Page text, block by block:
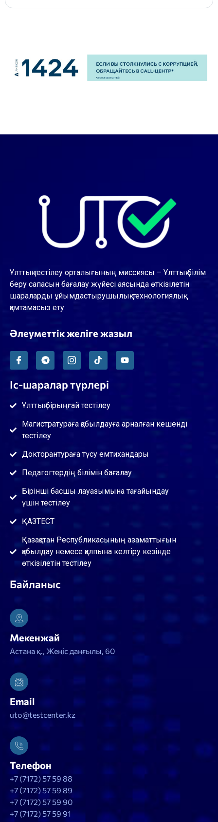
Ұлттық тестілеу орталығының миссиясы – Ұлттық білім
беру сапасын бағалау жүйесі аясында өткізілетін
шараларды ұйымдастырушылық-технологиялық
қамтамасыз ету.
Әлеуметтік желіге жазыл
Іс-шаралар түрлері
Ұлттық бірыңғай тестілеу
Магистратураға қабылдауға арналған кешенді
тестілеу
Докторантураға түсу емтихандары
Педагогтердің білімін бағалау
Бірінші басшы лауазымына тағайындау
үшін тестілеу
ҚАЗТЕСТ
Қазақстан Республикасының азаматтығын
қабылдау немесе қалпына келтіру кезінде
өткізілетін тестілеу
Байланыс
Мекенжай
Астана қ., Жеңіс даңғылы, 60
Email
uto@testcenter.kz
Телефон
+7 (7172) 57 59 88
+7 (7172) 57 59 89
+7 (7172) 57 59 90
+7 (7172) 57 59 91